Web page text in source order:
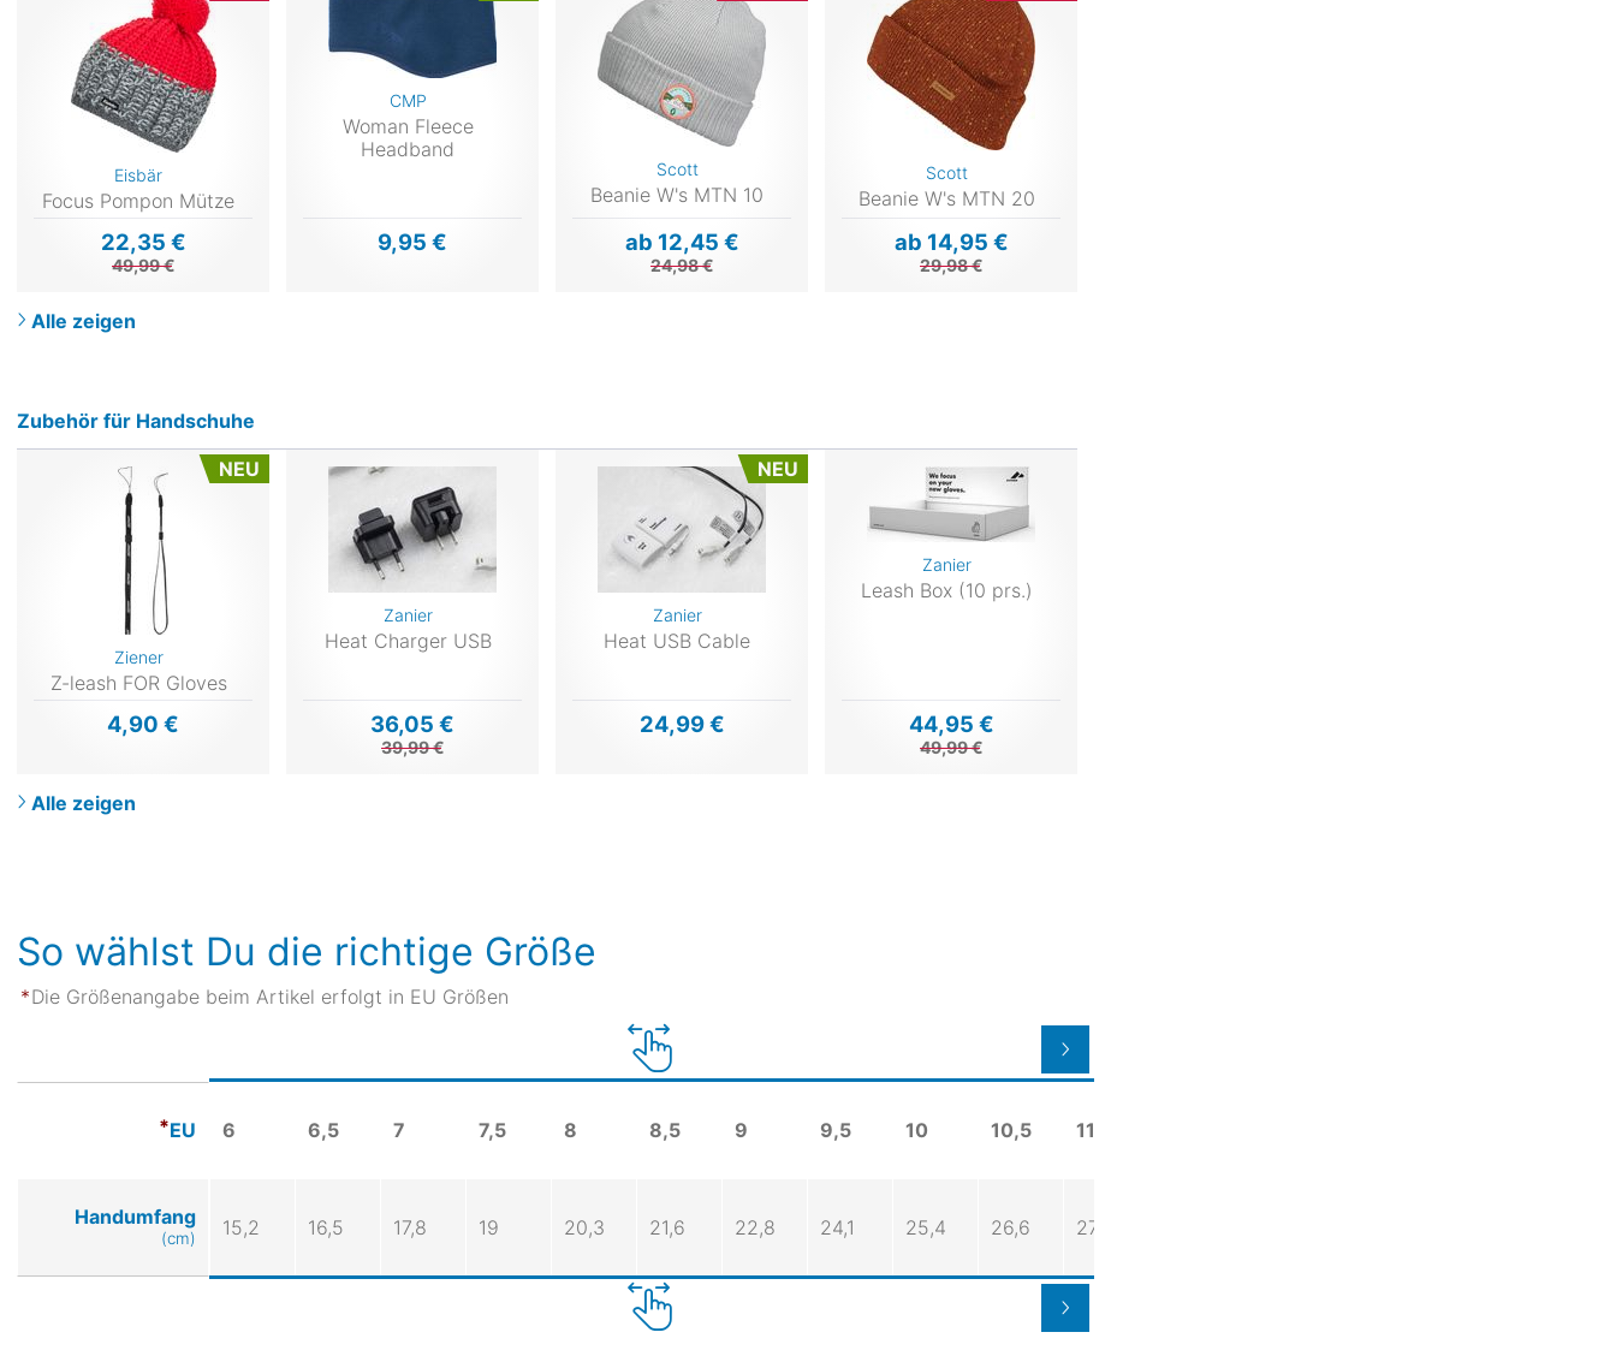
Eisbär
Focus Pompon Mütze
22,35 €
49,99 €
CMP
Woman Fleece
Headband
9,95 €
Scott
Beanie W's MTN 10
ab 12,45 €
24,98 €
Scott
Beanie W's MTN 20
ab 14,95 €
29,98 €
Alle zeigen
Zubehör für Handschuhe
NEU
Ziener
Z-leash FOR Gloves
4,90 €
Zanier
Heat Charger USB
36,05 €
39,99 €
NEU
Zanier
Heat USB Cable
24,99 €
Zanier
Leash Box (10 prs.)
44,95 €
49,99 €
Alle zeigen
So wählst Du die richtige Größe
Die Größenangabe beim Artikel erfolgt in EU Größen
EU 6 6,5 7 7,5 8 8,5 9 9,5 10 10,5 11
Handumfang
(cm) 15,2 16,5 17,8 19 20,3 21,6 22,8 24,1 25,4 26,6 27,9